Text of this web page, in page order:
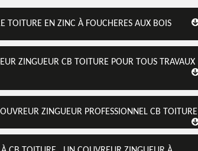
TOITURE EN ZINC À FOUCHERES AUX BOIS
ZINGUEUR CB TOITURE POUR TOUS TRAVAUX
ZINGUEUR PROFESSIONNEL CB TOITURE